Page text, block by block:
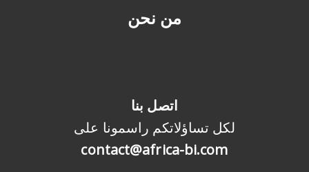
من نحن
اتصل بنا
لكل تساؤلاتكم راسمونا على
contact@africa-bi.com